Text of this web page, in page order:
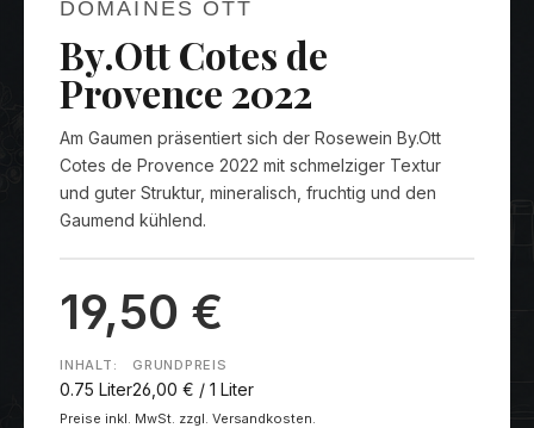
DOMAINES OTT
By.Ott Cotes de
Provence 2022
Am Gaumen präsentiert sich der Rosewein By.Ott
Cotes de Provence 2022 mit schmelziger Textur
und guter Struktur, mineralisch, fruchtig und den
Gaumend kühlend.
19,50 €
INHALT:
0.75 Liter
GRUNDPREIS
26,00 € / 1 Liter
Preise inkl. MwSt. zzgl. Versandkosten.